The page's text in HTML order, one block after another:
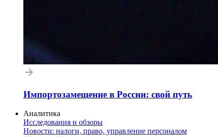
Импортозамещение в России: свой путь
Аналитика
Исследования и обзоры
Новости: налоги, право, управление персоналом